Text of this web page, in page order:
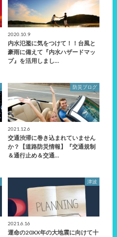
2020.10.9
内水氾濫に気をつけて！！台風と
豪雨に備えて『内水ハザードマッ
プ』を活用しまし…
防災ブログ
2021.12.6
交通渋滞に巻き込まれていません
か？【道路防災情報】『交通規制
＆通行止め＆交通…
津波
2021.6.16
運命の20XX年の大地震に向けて十